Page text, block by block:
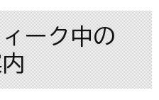
ーク中の